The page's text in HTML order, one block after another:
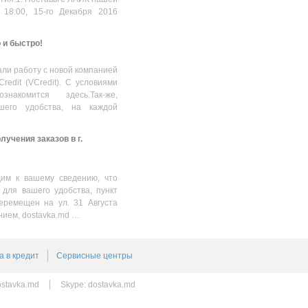
15-го Декабря 2016
и быстро!
работу с новой компанией
(VCredit). С условиями
здесь.Так-же,
удобства, на каждой
заказов в г.
к вашему сведению, что
вашего удобства, пункт
на ул. 31 Августа
dostavka.md …
в кредит Сервисные центры
Skype: dostavka.md